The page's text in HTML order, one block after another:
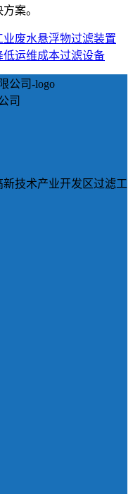
案。
废水悬浮物过滤装置
低运维成本过滤设备
司
技术产业开发区过滤工